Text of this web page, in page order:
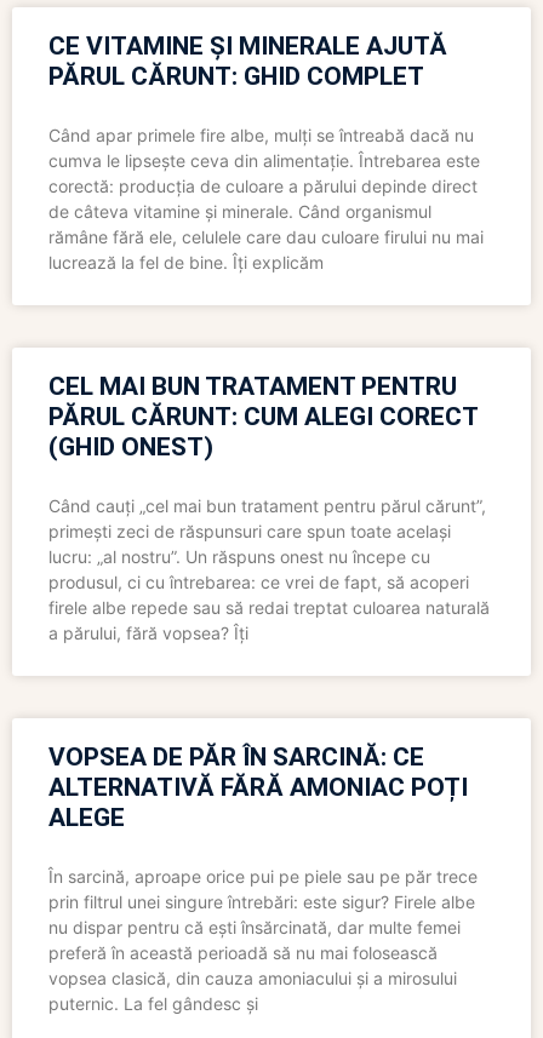
CE VITAMINE ȘI MINERALE AJUTĂ
PĂRUL CĂRUNT: GHID COMPLET
Când apar primele fire albe, mulți se întreabă dacă nu
cumva le lipsește ceva din alimentație. Întrebarea este
corectă: producția de culoare a părului depinde direct
de câteva vitamine și minerale. Când organismul
rămâne fără ele, celulele care dau culoare firului nu mai
lucrează la fel de bine. Îți explicăm
CEL MAI BUN TRATAMENT PENTRU
PĂRUL CĂRUNT: CUM ALEGI CORECT
(GHID ONEST)
Când cauți „cel mai bun tratament pentru părul cărunt”,
primești zeci de răspunsuri care spun toate același
lucru: „al nostru”. Un răspuns onest nu începe cu
produsul, ci cu întrebarea: ce vrei de fapt, să acoperi
firele albe repede sau să redai treptat culoarea naturală
a părului, fără vopsea? Îți
VOPSEA DE PĂR ÎN SARCINĂ: CE
ALTERNATIVĂ FĂRĂ AMONIAC POȚI
ALEGE
În sarcină, aproape orice pui pe piele sau pe păr trece
prin filtrul unei singure întrebări: este sigur? Firele albe
nu dispar pentru că ești însărcinată, dar multe femei
preferă în această perioadă să nu mai folosească
vopsea clasică, din cauza amoniacului și a mirosului
puternic. La fel gândesc și